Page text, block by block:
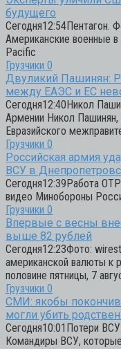
будущего
Сегодня12:54Пентагон.
Американские военные
Pacific
Грузчики 0
Двуликий Пашинян:
между ЕАЭС и ЕС
Сегодня12:40Никол
Армении Никол Пашинян,
Евразийского
Грузчики 0
Российская армия
ВСУ в
Сегодня12:39Работа
видео Минобороны
Грузчики 0
Впервые с весны
выше 82 рублей
Сегодня12:23Фото:
американской валюты к
половине пятницы, 7
Грузчики 0
СМИ: якобы
могли убить
Сегодня10:01Потери
Командиры ВСУ,